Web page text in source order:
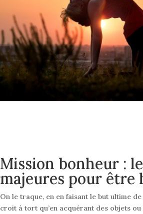
Mission bonheur :
majeures pour être
On le traque, en en faisant le but ultime
croit à tort qu’en acquérant des objets ou